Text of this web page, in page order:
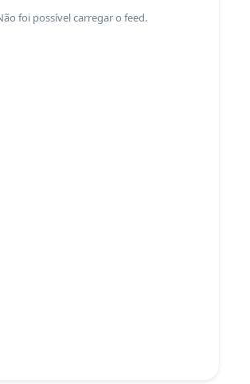
foi possível carregar o feed.